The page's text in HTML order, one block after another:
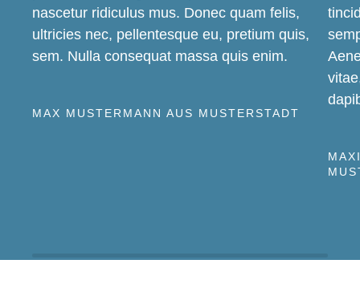
nascetur ridiculus mus. Donec quam felis,
ultricies nec, pellentesque eu, pretium quis,
sem. Nulla consequat massa quis enim.
MAX MUSTERMANN AUS MUSTERSTADT